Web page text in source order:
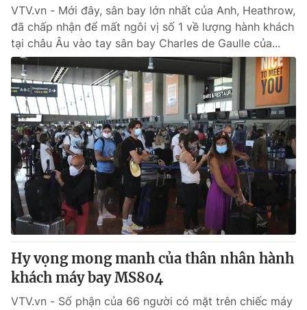
Hậu trường
Nhân vật
Khán giả
Giải sao mai
Giải trí
Điện ảnh
Âm nhạc
Sao
Đời sống
Du lịch
Làm đẹp
Chất lượng cuộc sống
Giáo dục
Tuyển sinh
Học trực tuyến
Công nghệ
Hitech Công nghệ tương lai
Sản phẩm
Thị trường
Tư vấn
Giao lưu trực tuyến
Lịch phát sóng
Chuyên mục khác
Emagazine Podcast
VTV.vn - Mới đây, sân bay lớn nhất của Anh, Heathrow,
đã chấp nhận để mất ngôi vị số 1 về lượng hành khách
tại châu Âu vào tay sân bay Charles de Gaulle của...
Hy vọng mong manh của thân nhân hành
khách máy bay MS804
VTV.vn - Số phận của 66 người có mặt trên chiếc máy